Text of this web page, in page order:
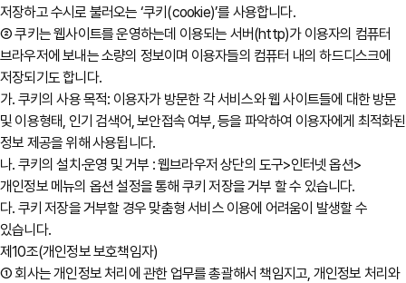
저장하고 수시로 불러오는 ‘쿠키(cookie)’를 사용합니다.
② 쿠키는 웹사이트를 운영하는데 이용되는 서버(http)가 이용자의 컴퓨터
브라우저에 보내는 소량의 정보이며 이용자들의 컴퓨터 내의 하드디스크에
저장되기도 합니다.
가. 쿠키의 사용 목적: 이용자가 방문한 각 서비스와 웹 사이트들에 대한 방문
및 이용형태, 인기 검색어, 보안접속 여부, 등을 파악하여 이용자에게 최적화된
정보 제공을 위해 사용됩니다.
나. 쿠키의 설치∙운영 및 거부 : 웹브라우저 상단의 도구>인터넷 옵션>
개인정보 메뉴의 옵션 설정을 통해 쿠키 저장을 거부 할 수 있습니다.
다. 쿠키 저장을 거부할 경우 맞춤형 서비스 이용에 어려움이 발생할 수
있습니다.
제10조(개인정보 보호책임자)
① 회사는 개인정보 처리에 관한 업무를 총괄해서 책임지고, 개인정보 처리와